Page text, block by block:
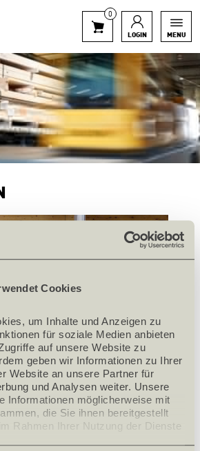
Cookies
um Inhalte und Anzeigen zu
für soziale Medien anbieten
auf unsere Website zu
geben wir Informationen zu Ihrer
Website an unsere Partner für
und Analysen weiter. Unsere
Informationen möglicherweise mit
die Sie ihnen bereitgestellt
Rahmen Ihrer Nutzung der Dienste
0
LOGIN MENU
wir Theorie mit Praxis.